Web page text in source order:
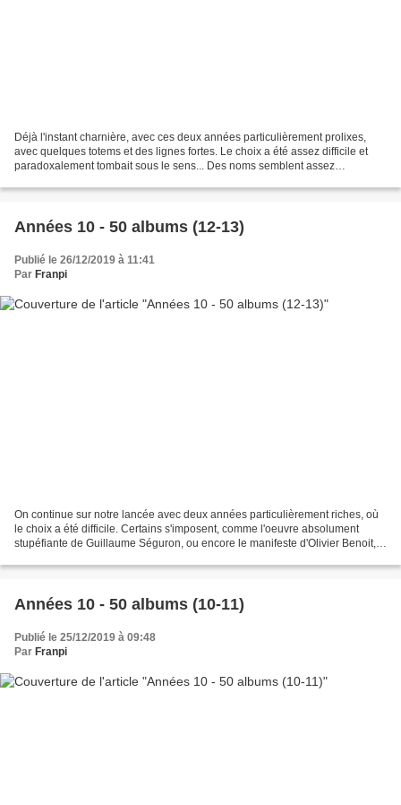
Déjà l'instant charnière, avec ces deux années particulièrement prolixes,
avec quelques totems et des lignes fortes. Le choix a été assez difficile et
paradoxalement tombait sous le sens... Des noms semblent assez
Années 10 - 50 albums (12-13)
Publié le 26/12/2019 à 11:41
Par Franpi
On continue sur notre lancée avec deux années particulièrement riches, où
le choix a été difficile. Certains s'imposent, comme l'oeuvre absolument
stupéfiante de Guillaume Séguron, ou encore le manifeste d'Olivier Benoit,
Années 10 - 50 albums (10-11)
Publié le 25/12/2019 à 09:48
Par Franpi